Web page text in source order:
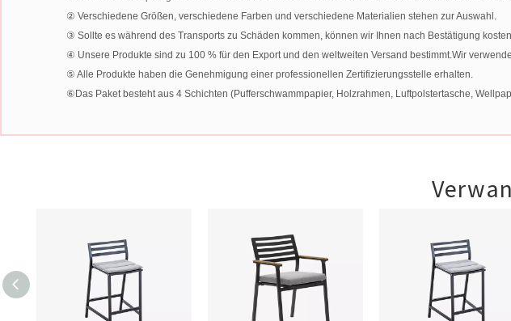
② Verschiedene Größen, verschiedene Farben und verschiedene Materialien stehen zur Auswahl.
③ Sollte es während des Transports zu Schäden kommen, können wir Ihnen nach Bestätigung
④ Unsere Produkte sind zu 100 % für den Export und den weltweiten Versand bestimmt.Wir
⑤ Alle Produkte haben die Genehmigung einer professionellen Zertifizierungsstelle erhalten.
⑥Das Paket besteht aus 4 Schichten (Pufferschwammpapier, Holzrahmen, Luftpolstertasche,